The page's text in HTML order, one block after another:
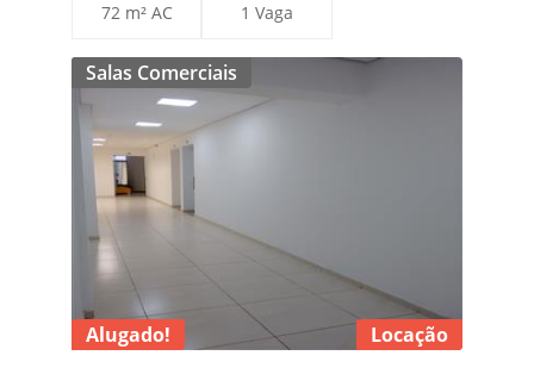
72 m² AC 1 Vaga
Salas Comerciais
Locação
Alugado!